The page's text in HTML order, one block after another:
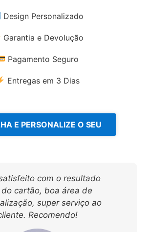
Design Personalizado
Garantia e Devolução
Pagamento Seguro
Entregas em 3 Dias
E PERSONALIZE O SEU
com o resultado
cartão, boa área de
super serviço ao
Recomendo!